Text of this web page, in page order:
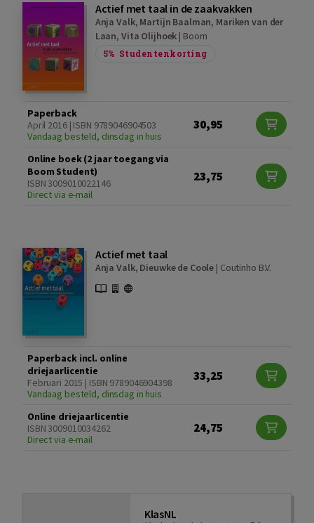
Actief met taal in de zaakvakken
Anja Valk, Martijn Baalman, Mariken van der
Laan, Vita Olijhoek | Boom
5% Studentenkorting
Paperback
April 2016 | ISBN 9789046904503
Vandaag besteld, dinsdag in huis
30,95
Online boek (2 jaar toegang via
Boom Student)
ISBN 3009010022146
Direct via e-mail
23,75
Actief met taal
Anja Valk, Dieuwke de Coole | Coutinho B.V.
Paperback incl. online
driejaarlicentie
Februari 2015 | ISBN 9789046904398
Vandaag besteld, dinsdag in huis
33,25
Online driejaarlicentie
ISBN 3009010034262
Direct via e-mail
24,75
KlasNL